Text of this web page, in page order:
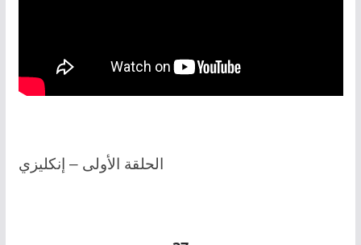
الحلقة الأولى – إنكليزي